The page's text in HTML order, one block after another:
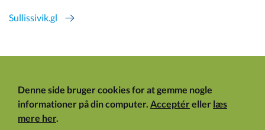
Sullissivik.gl
Denne side bruger cookies for at gemme nogle
informationer på din computer. Acceptéreller læs
mere her.